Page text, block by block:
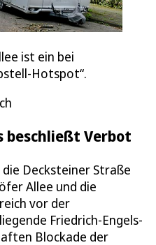
ist ein bei
Hotspot“.
beschließt Verbot
Decksteiner Straße
Allee und die
vor der
Friedrich-Engels-
Blockade der